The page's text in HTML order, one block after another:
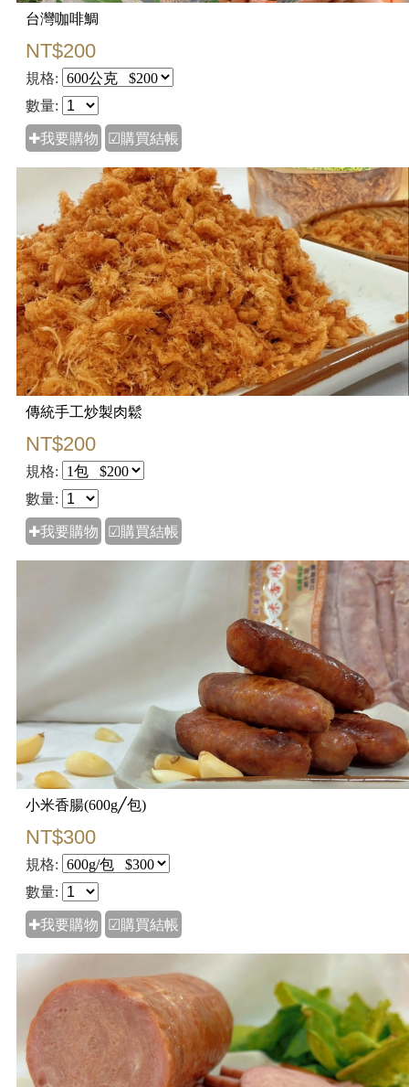
台灣咖啡鯛
NT$200
規格:
數量:
✚我要購物 ☑購買結帳
傳統手工炒製肉鬆
NT$200
規格:
數量:
✚我要購物 ☑購買結帳
小米香腸(600g╱包)
NT$300
規格:
數量:
✚我要購物 ☑購買結帳